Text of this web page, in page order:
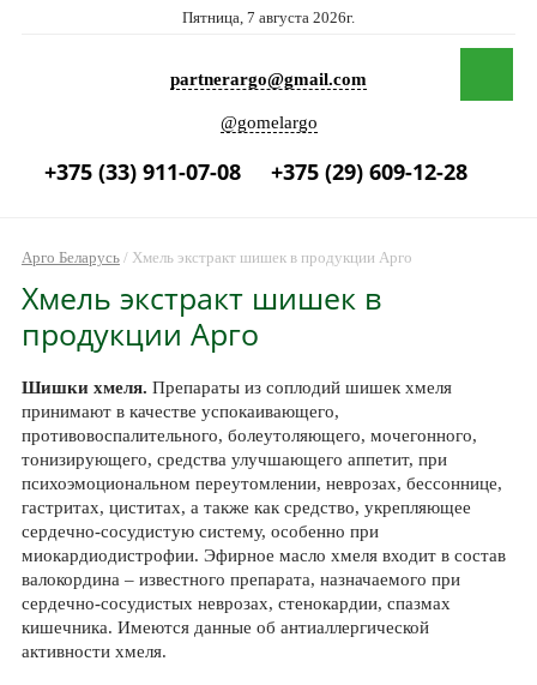
Пятница, 7 августа 2026г.
partnerargo@gmail.com
@gomelargo
+375 (33) 911-07-08 +375 (29) 609-12-28
Арго Беларусь/ Хмель экстракт шишек в продукции Арго
Хмель экстракт шишек в
продукции Арго
Шишки хмеля. Препараты из соплодий шишек хмеля
принимают в качестве успокаивающего,
противовоспалительного, болеутоляющего, мочегонного,
тонизирующего, средства улучшающего аппетит, при
психоэмоциональном переутомлении, неврозах, бессоннице,
гастритах, циститах, а также как средство, укрепляющее
сердечно-сосудистую систему, особенно при
миокардиодистрофии. Эфирное масло хмеля входит в состав
валокордина – известного препарата, назначаемого при
сердечно-сосудистых неврозах, стенокардии, спазмах
кишечника. Имеются данные об антиаллергической
активности хмеля.